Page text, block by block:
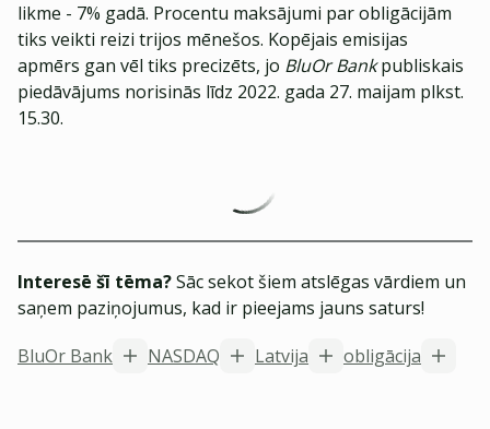
likme - 7% gadā. Procentu maksājumi par obligācijām
tiks veikti reizi trijos mēnešos. Kopējais emisijas
apmērs gan vēl tiks precizēts, jo BluOr Bankpubliskais
piedāvājums norisinās līdz 2022. gada 27. maijam plkst.
15.30.
Interesē šī tēma?Sāc sekot šiem atslēgas vārdiem un
saņem paziņojumus, kad ir pieejams jauns saturs!
BluOr Bank
NASDAQ Latvija obligācija